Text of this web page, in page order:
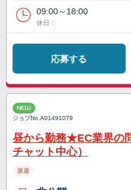
09:00～18:00
休日：
応募する
NEW
ジョブNo.A01491079
昼から勤務★EC業界の
チャット中心）
派遣